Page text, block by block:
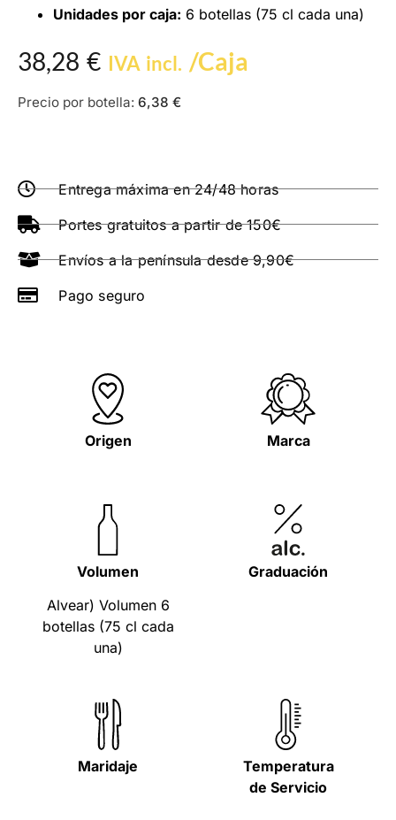
Unidades por caja: 6 botellas (75 cl cada una)
38,28 € IVA incl. /Caja
Precio por botella: 6,38 €
Entrega máxima en 24/48 horas
Portes gratuitos a partir de 150€
Envíos a la península desde 9,90€
Pago seguro
Origen Marca
Volumen
Alvear) Volumen 6
botellas (75 cl cada
una)
Graduación
Maridaje
Temperatura
de Servicio